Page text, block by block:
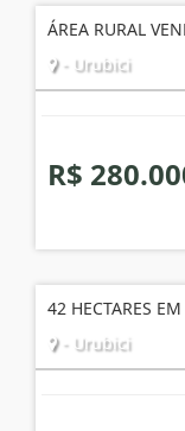
ÁREA RURAL
- Urubici
R$
42 HECTARES
- Urubici